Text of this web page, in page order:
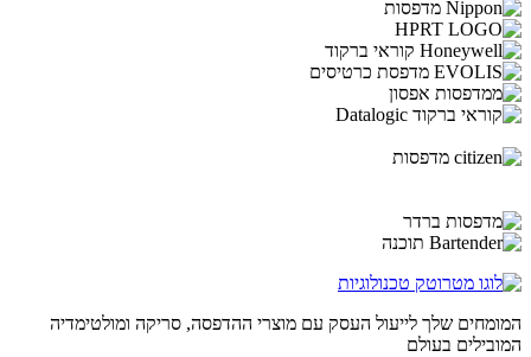
המומחים שלך לייעול העסק עם מוצרי ההדפסה, סריקה ומולטימדיה
המובילים בעולם